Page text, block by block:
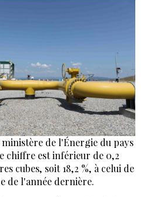
ministère de l'Énergie du pays
chiffre est inférieur de 0,2
cubes, soit 18,2 %, à celui de
de l'année dernière.